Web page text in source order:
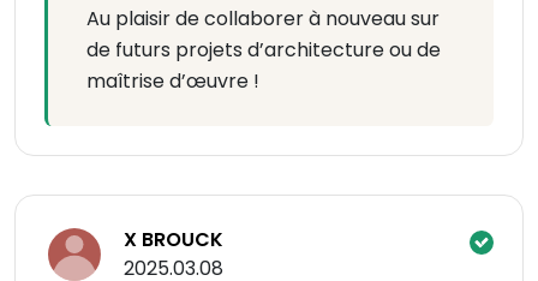
Au plaisir de collaborer à nouveau sur
de futurs projets d’architecture ou de
maîtrise d’œuvre !
X BROUCK
2025.03.08